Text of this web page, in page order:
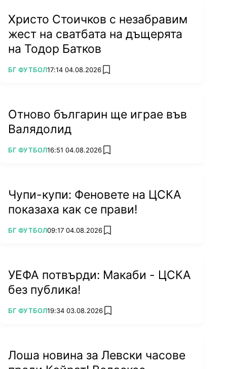
Христо Стоичков с незабравим
жест на сватбата на дъщерята
на Тодор Батков
ПОВЕЧЕ ОТ
БГ ФУТБОЛ17:14 04.08.2026 add favorites
Отново българин ще играе във
Валядолид
ПОВЕЧЕ ОТ
БГ ФУТБОЛ16:51 04.08.2026 add favorites
Чупи-купи: Феновете на ЦСКА
показаха как се прави!
ПОВЕЧЕ ОТ
БГ ФУТБОЛ09:17 04.08.2026 add favorites
УЕФА потвърди: Макаби - ЦСКА
без публика!
ПОВЕЧЕ ОТ
БГ ФУТБОЛ19:34 03.08.2026 add favorites
Лоша новина за Левски часове